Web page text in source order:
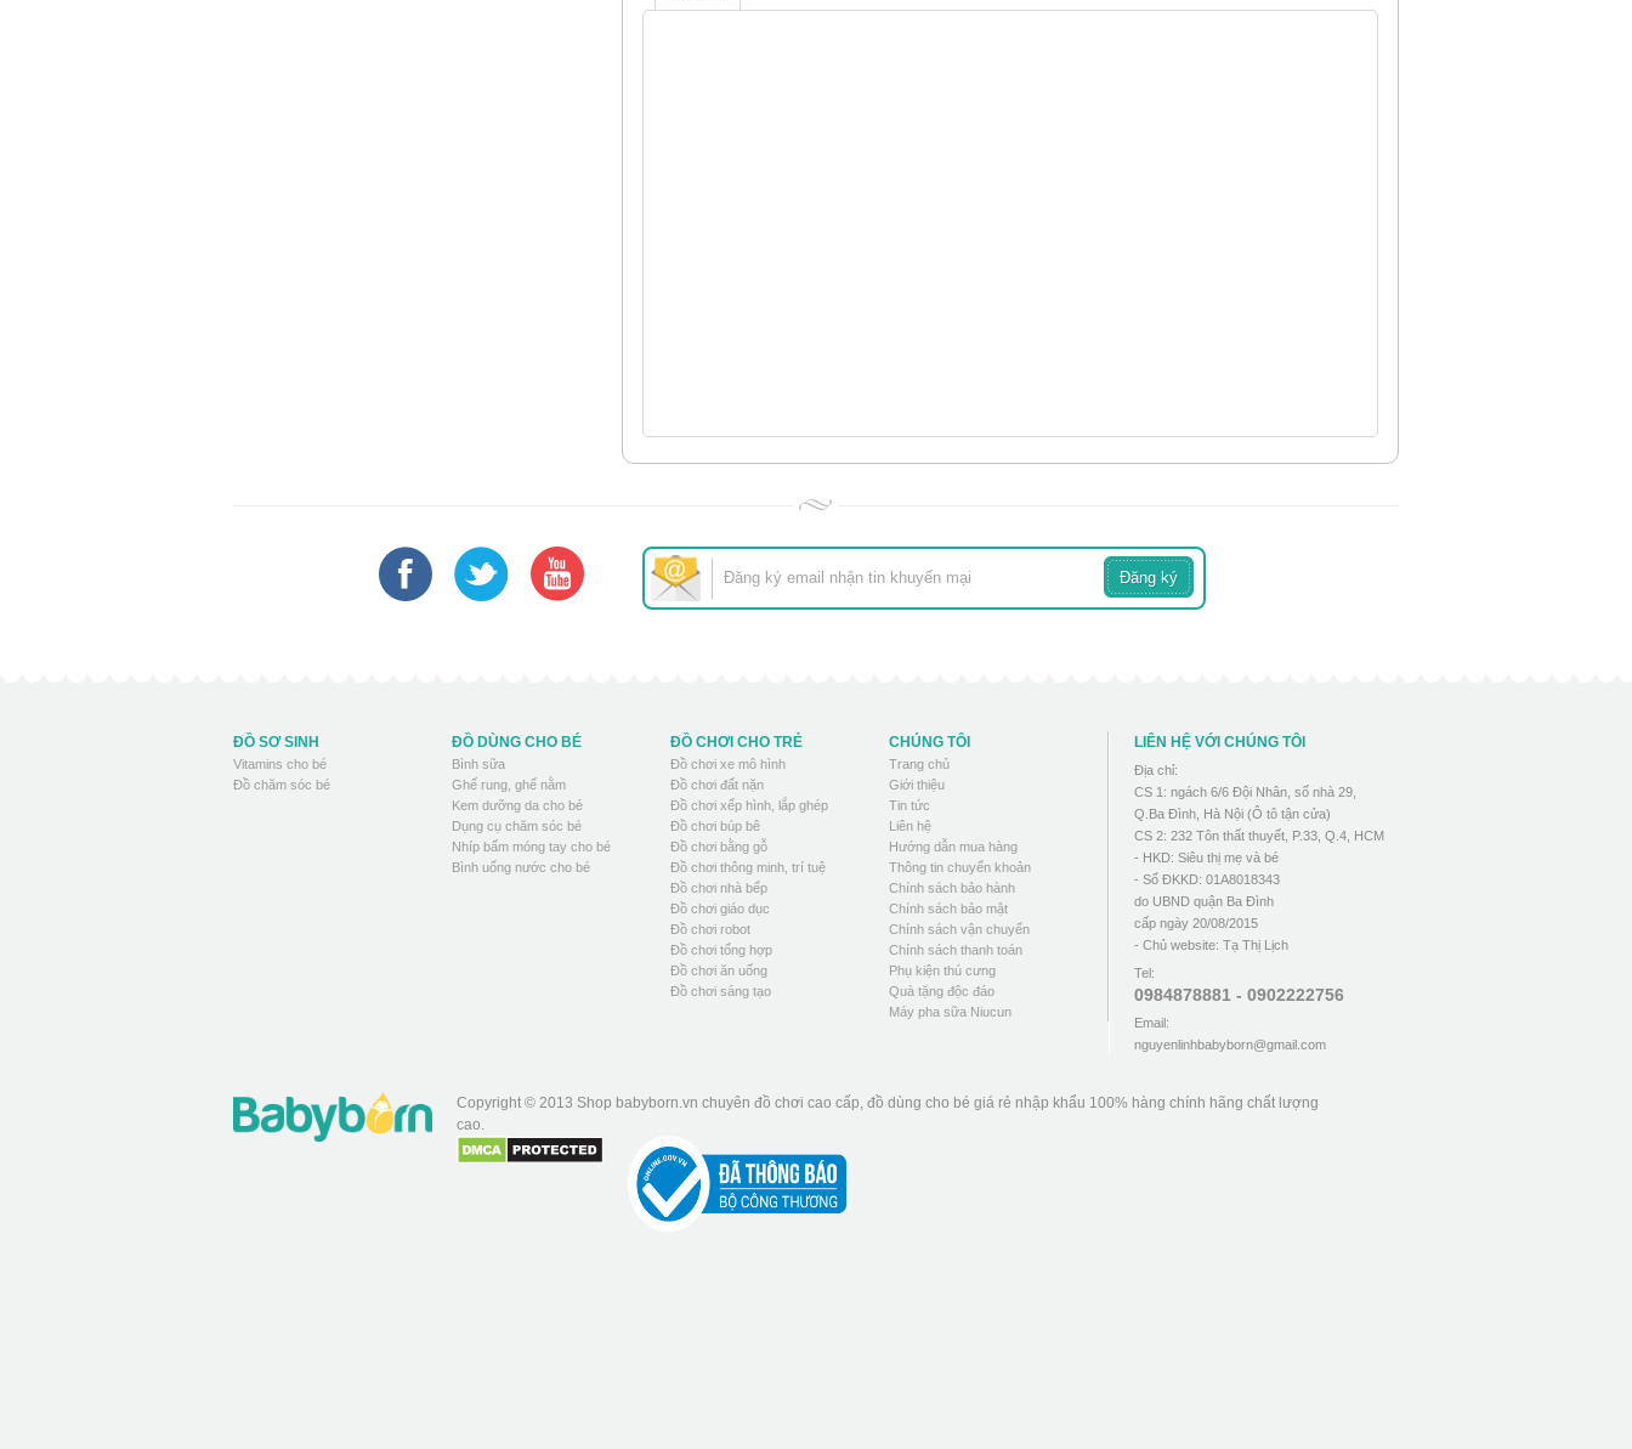
ĐỒ SƠ SINH
Vitamins cho bé
Đồ chăm sóc bé
ĐỒ DÙNG CHO BÉ
Bình sữa
Ghế rung, ghế nằm
Kem dưỡng da cho bé
Dụng cụ chăm sóc bé
Nhíp bấm móng tay cho bé
Bình uống nước cho bé
ĐỒ CHƠI CHO TRẺ
Đồ chơi xe mô hình
Đồ chơi đất nặn
Đồ chơi xếp hình, lắp ghép
Đồ chơi búp bê
Đồ chơi bằng gỗ
Đồ chơi thông minh, trí tuệ
Đồ chơi nhà bếp
Đồ chơi giáo dục
Đồ chơi robot
Đồ chơi tổng hợp
Đồ chơi ăn uống
Đồ chơi sáng tạo
CHÚNG TÔI
Trang chủ
Giới thiệu
Tin tức
Liên hệ
Hướng dẫn mua hàng
Thông tin chuyển khoản
Chính sách bảo hành
Chính sách bảo mật
Chính sách vận chuyển
Chính sách thanh toán
Phụ kiện thú cưng
Quà tặng độc đáo
Máy pha sữa Niucun
LIÊN HỆ VỚI CHÚNG TÔI
Địa chỉ:
CS 1: ngách 6/6 Đội Nhân, số nhà 29,
Q.Ba Đình, Hà Nội (Ô tô tận cửa)
CS 2: 232 Tôn thất thuyết, P.33, Q.4, HCM
- HKD: Siêu thị mẹ và bé
- Số ĐKKD: 01A8018343
do UBND quận Ba Đình
cấp ngày 20/08/2015
- Chủ website: Tạ Thị Lịch
Tel:
0984878881 - 0902222756
Email:
nguyenlinhbabyborn@gmail.com
Copyright © 2013 Shop babyborn.vn chuyên đồ chơi cao cấp, đồ dùng cho bé giá rẻ nhập khẩu 100% hàng chính hãng chất lượng
cao.